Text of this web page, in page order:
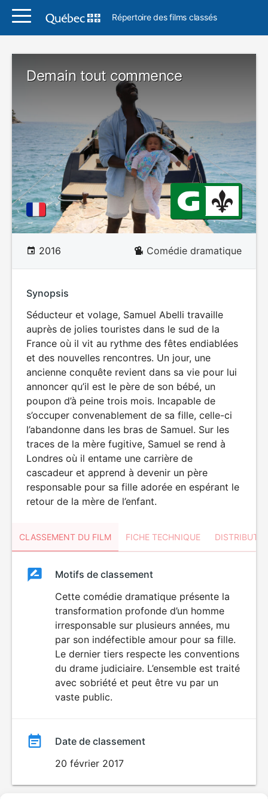
Répertoire des films classés
Demain tout commence
2016 Comédie dramatique
Synopsis
Séducteur et volage, Samuel Abelli travaille
auprès de jolies touristes dans le sud de la
France où il vit au rythme des fêtes endiablées
et des nouvelles rencontres. Un jour, une
ancienne conquête revient dans sa vie pour lui
annoncer qu’il est le père de son bébé, un
poupon d’à peine trois mois. Incapable de
s’occuper convenablement de sa fille, celle-ci
l’abandonne dans les bras de Samuel. Sur les
traces de la mère fugitive, Samuel se rend à
Londres où il entame une carrière de
cascadeur et apprend à devenir un père
responsable pour sa fille adorée en espérant le
retour de la mère de l’enfant.
CLASSEMENT DU FILM FICHE TECHNIQUE
ClassementClassement
Motifs de classement
Cette comédie dramatique présente la
transformation profonde d’un homme
irresponsable sur plusieurs années, mu
par son indéfectible amour pour sa fille.
Le dernier tiers respecte les conventions
du drame judiciaire. L’ensemble est traité
avec sobriété et peut être vu par un
vaste public.
Date de classement
20 février 2017